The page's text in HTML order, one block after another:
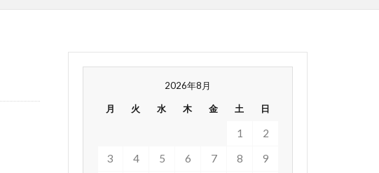
2026年8月
月 火 水 木 金 土 日
1
2
3
4 5 6 7 8
9